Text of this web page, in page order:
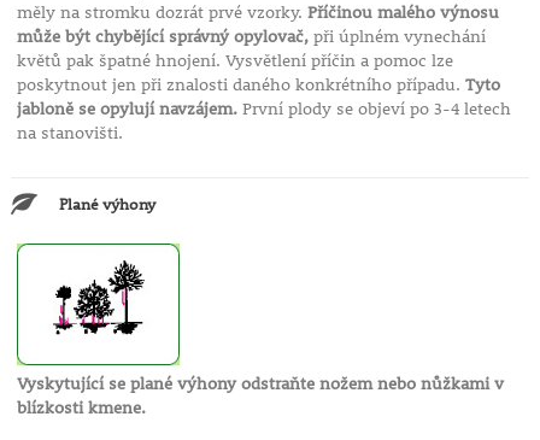
měly na stromku dozrát prvé vzorky. Příčinou malého výnosu
může být chybějící správný opylovač,při úplném vynechání
květů pak špatné hnojení. Vysvětlení příčin a pomoc lze
poskytnout jen při znalosti daného konkrétního případu. Tyto
jabloně se opylují navzájem.První plody se objeví po 3-4 letech
na stanovišti.
Plané výhony
Vyskytující se plané výhony odstraňte nožem nebo nůžkami v
blízkosti kmene.